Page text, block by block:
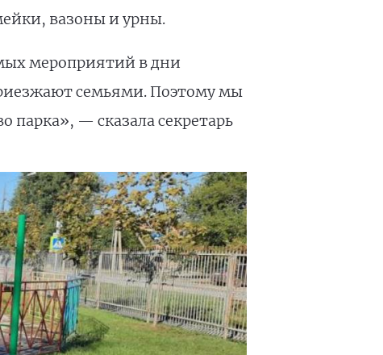
вазоны и урны.
мероприятий в дни
семьями. Поэтому мы
парка», — сказала секретарь